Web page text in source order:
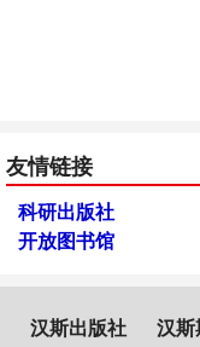
友情链接
科研出版社
开放图书馆
汉斯出版社 汉斯